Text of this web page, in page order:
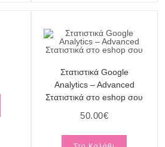
Στατιστικά Google
Analytics – Advanced
Στατιστικά στο eshop σου
50.00€